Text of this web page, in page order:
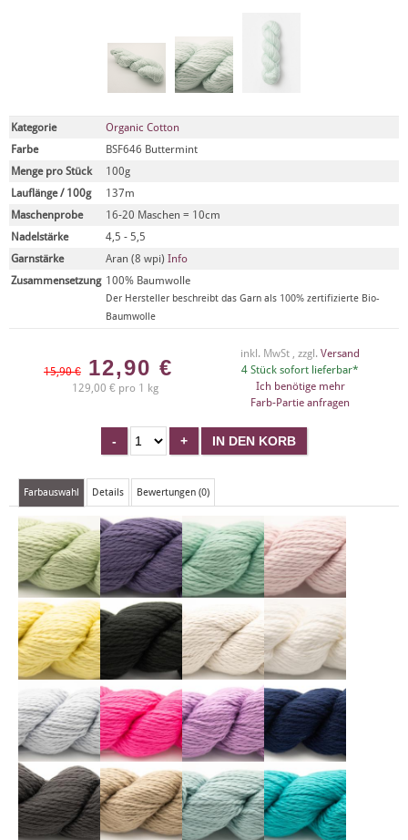
Kategorie
Organic Cotton
Farbe
BSF646 Buttermint
Menge pro Stück
100g
Lauflänge / 100g
137m
Maschenprobe
16-20 Maschen = 10cm
Nadelstärke
4,5 - 5,5
Garnstärke
Aran (8 wpi) Info
Zusammensetzung 100% Baumwolle
Der Hersteller beschreibt das Garn als 100% zertifizierte Bio-
Baumwolle
15,90 € 12,90 €
129,00 € pro 1 kg
inkl. MwSt , zzgl. Versand
4 Stück sofort lieferbar*
Ich benötige mehr
Farb-Partie anfragen
Farbauswahl Details Bewertungen (0)